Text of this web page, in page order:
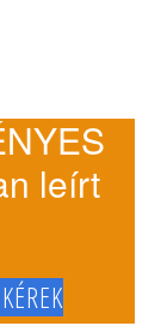
leírt